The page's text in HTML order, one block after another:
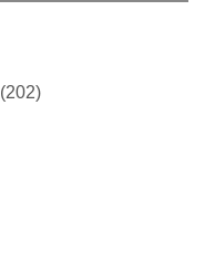
(202)